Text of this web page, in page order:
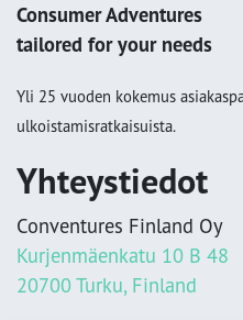
Consumer Adventures
tailored for your needs
Yli 25 vuoden kokemus
ulkoistamisratkaisuista.
Yhteystiedot
Conventures Finland Oy
Kurjenmäenkatu 10 B 48
20700 Turku, Finland